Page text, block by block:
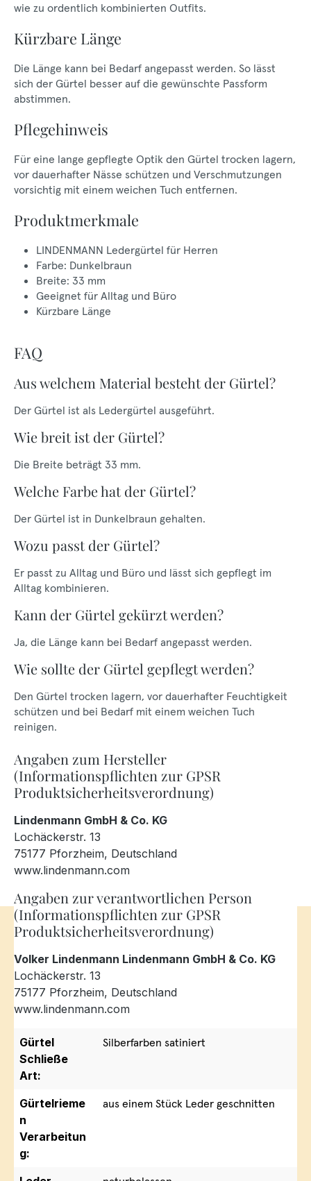
wie zu ordentlich kombinierten Outfits.
Kürzbare Länge
Die Länge kann bei Bedarf angepasst werden. So lässt
sich der Gürtel besser auf die gewünschte Passform
abstimmen.
Pflegehinweis
Für eine lange gepflegte Optik den Gürtel trocken lagern,
vor dauerhafter Nässe schützen und Verschmutzungen
vorsichtig mit einem weichen Tuch entfernen.
Produktmerkmale
LINDENMANN Ledergürtel für Herren
Farbe: Dunkelbraun
Breite: 33 mm
Geeignet für Alltag und Büro
Kürzbare Länge
FAQ
Aus welchem Material besteht der Gürtel?
Der Gürtel ist als Ledergürtel ausgeführt.
Wie breit ist der Gürtel?
Die Breite beträgt 33 mm.
Welche Farbe hat der Gürtel?
Der Gürtel ist in Dunkelbraun gehalten.
Wozu passt der Gürtel?
Er passt zu Alltag und Büro und lässt sich gepflegt im
Alltag kombinieren.
Kann der Gürtel gekürzt werden?
Ja, die Länge kann bei Bedarf angepasst werden.
Wie sollte der Gürtel gepflegt werden?
Den Gürtel trocken lagern, vor dauerhafter Feuchtigkeit
schützen und bei Bedarf mit einem weichen Tuch
reinigen.
Angaben zum Hersteller
(Informationspflichten zur GPSR
Produktsicherheitsverordnung)
Lindenmann GmbH & Co. KG
Lochäckerstr. 13
75177 Pforzheim, Deutschland
www.lindenmann.com
Angaben zur verantwortlichen Person
(Informationspflichten zur GPSR
Produktsicherheitsverordnung)
Volker Lindenmann Lindenmann GmbH & Co. KG
Lochäckerstr. 13
75177 Pforzheim, Deutschland
www.lindenmann.com
Gürtel
Schließe
Art:
Silberfarben satiniert
Gürtelrieme
n
Verarbeitun
g:
aus einem Stück Leder geschnitten